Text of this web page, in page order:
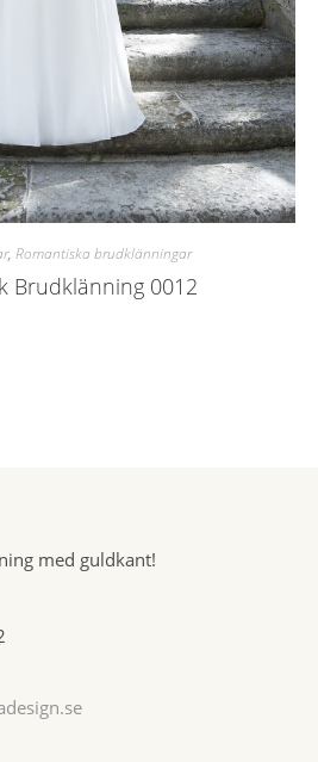
, Romantiska brudklänningar
Brudklänning 0012
med guldkant!
Opens